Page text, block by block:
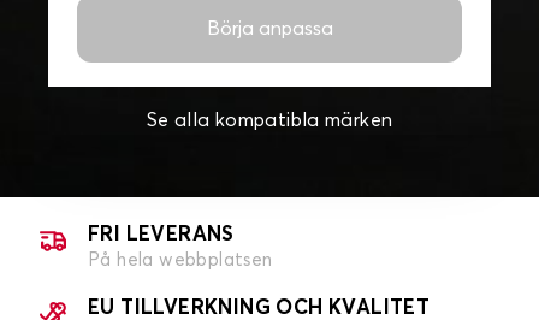
Börja anpassa
Se alla kompatibla märken
FRI LEVERANS
På hela webbplatsen
EU TILLVERKNING OCH KVALITET